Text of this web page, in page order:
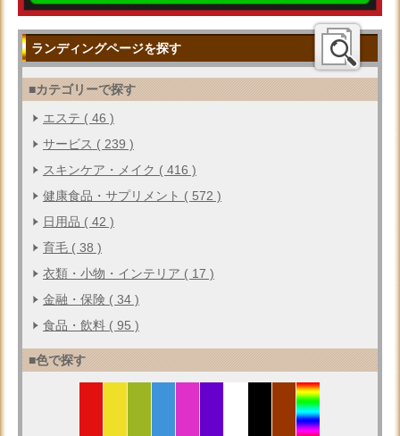
ランディングページを探す
■カテゴリーで探す
エステ ( 46 )
サービス ( 239 )
スキンケア・メイク ( 416 )
健康食品・サプリメント ( 572 )
日用品 ( 42 )
育毛 ( 38 )
衣類・小物・インテリア ( 17 )
金融・保険 ( 34 )
食品・飲料 ( 95 )
■色で探す